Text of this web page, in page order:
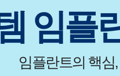
임플
임플란트의 핵심